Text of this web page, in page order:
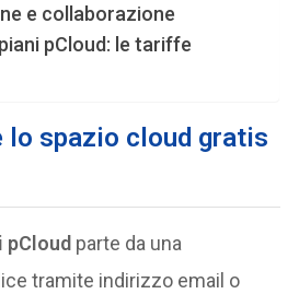
e collaborazione
pCloud: le tariffe
lo spazio cloud gratis
pCloud parte da una
tramite indirizzo email o